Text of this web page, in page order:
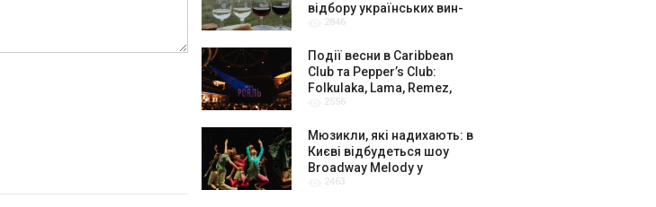
відбору українських вин-
амбасадорів
2846
Події весни в Caribbean
Club та Pepper’s Club:
Folkulaka, Lama, Remez,
вар’єте «Рояль» і триб’ют-
2556
Мюзикли, які надихають: в
Києві відбудеться шоу
Broadway Melody у
виконанні юних артистів
2463